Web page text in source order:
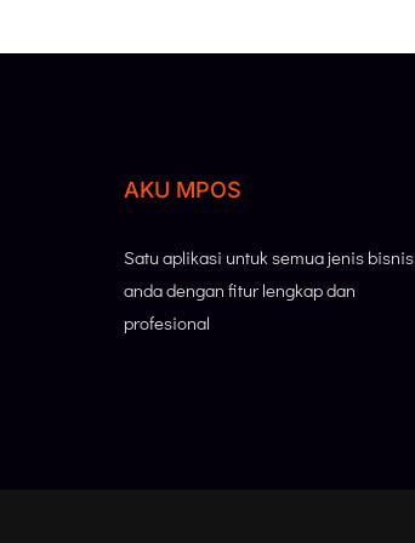
AKU MPOS
Satu aplikasi untuk semua jenis bisnis
anda dengan fitur lengkap dan
profesional